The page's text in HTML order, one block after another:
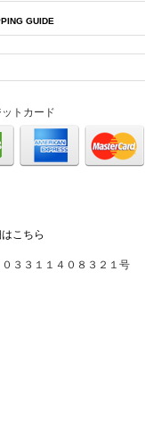
GUIDE
トカード
こちら
３３１１４０８３２１号